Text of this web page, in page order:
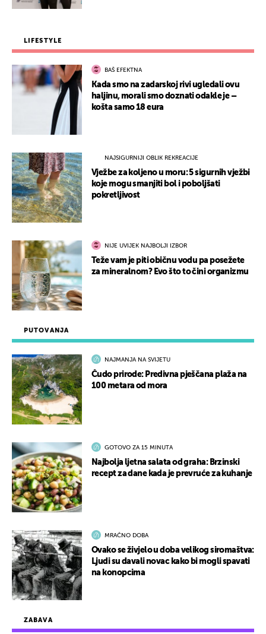
ZABAVA
PUTOVANJA
NAJMANJA NA SVIJETU
Čudo prirode: Predivna pješčana plaža na
100 metara od mora
GOTOVO ZA 15 MINUTA
Najbolja ljetna salata od graha: Brzinski
recept za dane kada je prevruće za kuhanje
MRAČNO DOBA
Ovako se živjelo u doba velikog siromaštva:
Ljudi su davali novac kako bi mogli spavati
na konopcima
LIFESTYLE
BAŠ EFEKTNA
Kada smo na zadarskoj rivi ugledali ovu
haljinu, morali smo doznati odakle je –
košta samo 18 eura
NAJSIGURNIJI OBLIK REKREACIJE
Vježbe za koljeno u moru: 5 sigurnih vježbi
koje mogu smanjiti bol i poboljšati
pokretljivost
NIJE UVIJEK NAJBOLJI IZBOR
Teže vam je piti običnu vodu pa posežete
za mineralnom? Evo što to čini organizmu